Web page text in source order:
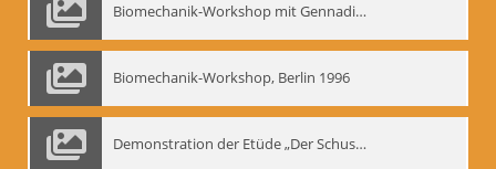
Biomechanik-Workshop mit Gennadij Nikolajewitsch Bogdanow im Mime Centrum Berlin, 1991
Biomechanik-Workshop, Berlin 1996
Demonstration der Etüde „Der Schuss mit dem Bogen“ durch Gennadij Nikolajewitsch Bogdanow, Berlin 1991